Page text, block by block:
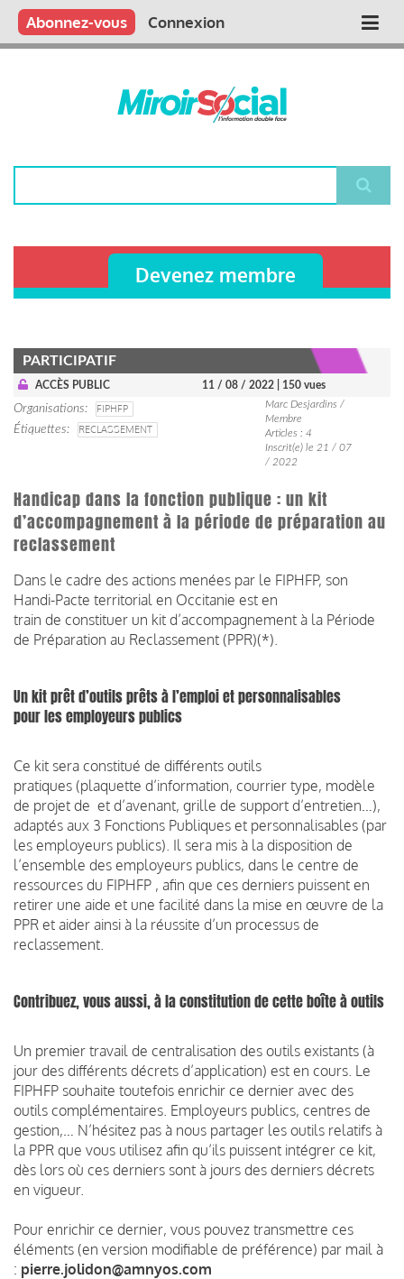
Aller
contenu
Main
Qui sommes nous ?
Vous publiez
Nous publions
Contactez-nous
Abonnez-vous Connexion
Devenez membre
PARTICIPATIF
ACCÈS PUBLIC 11 / 08 / 2022 | 150 vues
Organisations
FIPHFP
Étiquettes
RECLASSEMENT
Marc Desjardins /
Membre
Articles : 4
Inscrit(e) le 21 / 07
/ 2022
Handicap dans la fonction publique : un kit
d’accompagnement à la période de préparation au
reclassement
Dans le cadre des actions menées par le FIPHFP, son
Handi-Pacte territorial en Occitanie est en
train de constituer un kit d’accompagnement à la Période
de Préparation au Reclassement (PPR)(*).
Un kit prêt d’outils prêts à l’emploi et personnalisables
pour les employeurs publics
Ce kit sera constitué de différents outils
pratiques (plaquette d’information, courrier type, modèle
de projet de et d’avenant, grille de support d’entretien…),
adaptés aux 3 Fonctions Publiques et personnalisables (par
les employeurs publics). Il sera mis à la disposition de
l’ensemble des employeurs publics, dans le centre de
ressources du FIPHFP , afin que ces derniers puissent en
retirer une aide et une facilité dans la mise en œuvre de la
PPR et aider ainsi à la réussite d’un processus de
reclassement.
Contribuez, vous aussi, à la constitution de cette boîte à outils
Un premier travail de centralisation des outils existants (à
jour des différents décrets d’application) est en cours. Le
FIPHFP souhaite toutefois enrichir ce dernier avec des
outils complémentaires. Employeurs publics, centres de
gestion,… N’hésitez pas à nous partager les outils relatifs à
la PPR que vous utilisez afin qu’ils puissent intégrer ce kit,
dès lors où ces derniers sont à jours des derniers décrets
en vigueur.
Pour enrichir ce dernier, vous pouvez transmettre ces
éléments (en version modifiable de préférence) par mail à
: pierre.jolidon@amnyos.com